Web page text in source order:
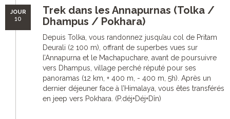
JOUR
10
Trek dans les Annapurnas (Tolka /
Dhampus / Pokhara)
Depuis Tolka, vous randonnez jusqu’au col de Pritam
Deurali (2 100 m), offrant de superbes vues sur
l’Annapurna et le Machapuchare, avant de poursuivre
vers Dhampus, village perché réputé pour ses
panoramas (12 km, + 400 m, - 400 m, 5h). Après un
dernier déjeuner face à l’Himalaya, vous êtes transférés
en jeep vers Pokhara. (P.déj+Déj+Dîn)